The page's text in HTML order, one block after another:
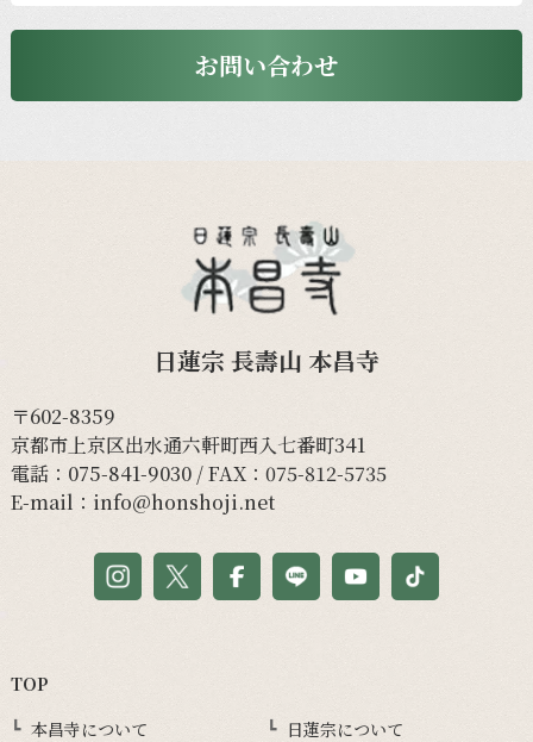
お問い合わせ
日蓮宗 長壽山 本昌寺
〒602-8359
京都市上京区出水通六軒町西入七番町341
電話： 075-841-9030/ FAX：075-812-5735
E-mail： info@honshoji.net
TOP
本昌寺について
日蓮宗について